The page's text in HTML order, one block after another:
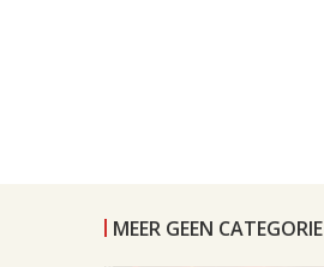
MEER GEEN CATEGORIE